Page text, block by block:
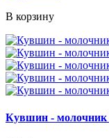
В корзину
Кувшин - молочник